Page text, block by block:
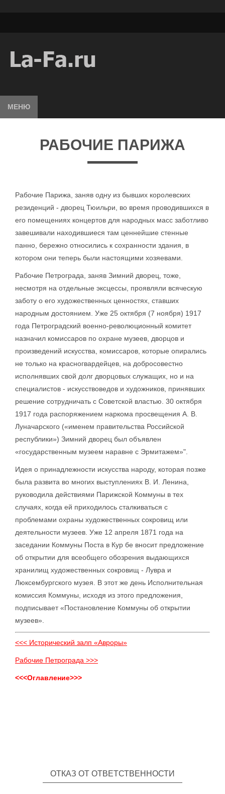
МЕНЮ
РАБОЧИЕ ПАРИЖА
Рабочие Парижа, заняв одну из бывших королевских
резиденций - дворец Тюильри, во время проводившихся в
его помещениях концертов для народных масс заботливо
завешивали находившиеся там ценнейшие стенные
панно, бережно относились к сохранности здания, в
котором они теперь были настоящими хозяевами.
Рабочие Петрограда, заняв Зимний дворец, тоже,
несмотря на отдельные эксцессы, проявляли всяческую
заботу о его художественных ценностях, ставших
народным достоянием. Уже 25 октября (7 ноября) 1917
года Петроградский военно-революционный комитет
назначил комиссаров по охране музеев, дворцов и
произведений искусства, комиссаров, которые опирались
не только на красногвардейцев, на добросовестно
исполнявших свой долг дворцовых служащих, но и на
специалистов - искусствоведов и художников, принявших
решение сотрудничать с Советской властью. 30 октября
1917 года распоряжением наркома просвещения А. В.
Луначарского («именем правительства Российской
республики») Зимний дворец был объявлен
«государственным музеем наравне с Эрмитажем»".
Идея о принадлежности искусства народу, которая позже
была развита во многих выступлениях В. И. Ленина,
руководила действиями Парижской Коммуны в тех
случаях, когда ей приходилось сталкиваться с
проблемами охраны художественных сокровищ или
деятельности музеев. Уже 12 апреля 1871 года на
заседании Коммуны Поста в Кур бе вносит предложение
об открытии для всеобщего обозрения выдающихся
хранилищ художественных сокровищ - Лувра и
Люксембургского музея. В этот же день Исполнительная
комиссия Коммуны, исходя из этого предложения,
подписывает «Постановление Коммуны об открытии
музеев».
<<< Исторический залп «Авроры»
Рабочие Петрограда >>>
<<<Оглавление>>>
ОТКАЗ ОТ ОТВЕТСТВЕННОСТИ